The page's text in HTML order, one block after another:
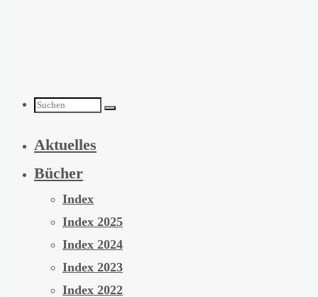
Suchen
nach:
Aktuelles
Bücher
Index
Index 2025
Index 2024
Index 2023
Index 2022